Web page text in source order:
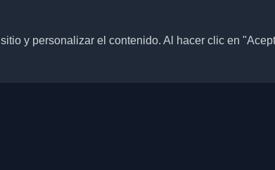
y personalizar el contenido. Al hacer clic en